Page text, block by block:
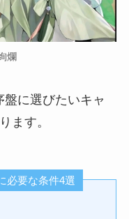
爛
盤に選びたいキャ
ます。
必要な条件4選